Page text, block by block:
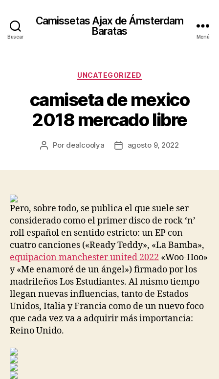
Buscar
Camissetas Ajax de Ámsterdam
Baratas
Menú
Categorías
UNCATEGORIZED
camiseta de mexico
2018 mercado libre
Autor
Por dealcoolya
Fechaagosto 9, 2022
Pero, sobre todo, se publica el que suele ser
considerado como el primer disco de rock ‘n’
roll español en sentido estricto: un EP con
cuatro canciones («Ready Teddy», «La Bamba»,
equipacion manchester united 2022 «Woo-Hoo»
y «Me enamoré de un ángel») firmado por los
madrileños Los Estudiantes. Al mismo tiempo
llegan nuevas influencias, tanto de Estados
Unidos, Italia y Francia como de un nuevo foco
que cada vez va a adquirir más importancia:
Reino Unido.